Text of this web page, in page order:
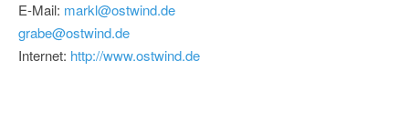
E-Mail: markl@ostwind.de
grabe@ostwind.de
Internet: http://www.ostwind.de